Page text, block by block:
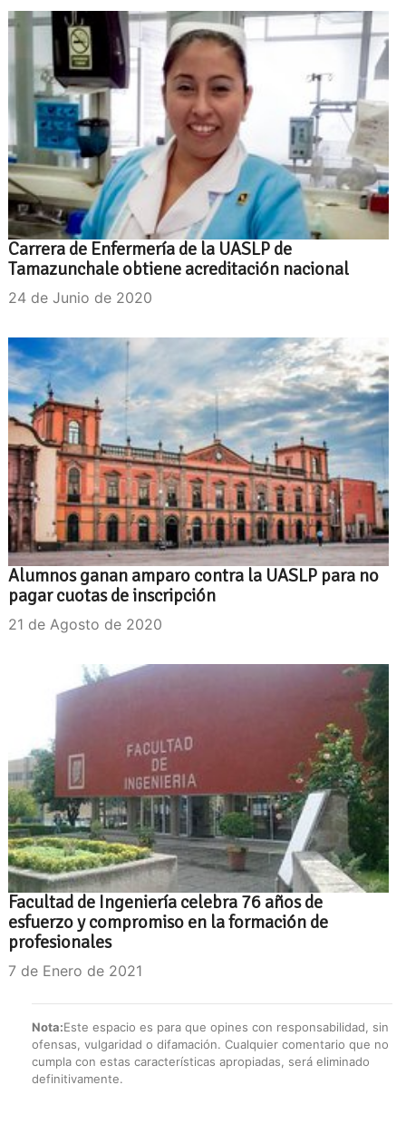
Carrera de Enfermería de la UASLP de
Tamazunchale obtiene acreditación nacional
24 de Junio de 2020
Alumnos ganan amparo contra la UASLP para no
pagar cuotas de inscripción
21 de Agosto de 2020
Facultad de Ingeniería celebra 76 años de
esfuerzo y compromiso en la formación de
profesionales
7 de Enero de 2021
Nota:Este espacio es para que opines con responsabilidad, sin
ofensas, vulgaridad o difamación. Cualquier comentario que no
cumpla con estas características apropiadas, será eliminado
definitivamente.